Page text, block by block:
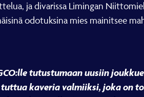
ja divarissa Limingan
odotuksina mies mainitsee
tutustumaan uusiin
kaveria valmiiksi, joka on